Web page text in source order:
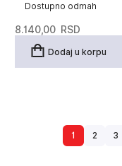
Dostupno odmah
8.140,00 RSD
Dodaj u korpu
1 2 3